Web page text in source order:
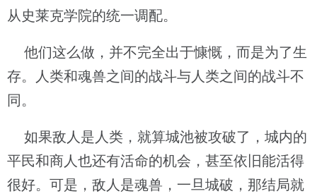
从史莱克学院的统一调配。
他们这么做，并不完全出于慷慨，而是为了生
存。人类和魂兽之间的战斗与人类之间的战斗不
同。
如果敌人是人类，就算城池被攻破了，城内的
平民和商人也还有活命的机会，甚至依旧能活得
很好。可是，敌人是魂兽，一旦城破，那结局就